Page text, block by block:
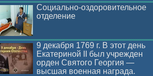
Социально-оздоровительное
отделение
9 декабря 1769 г. В этот день
Екатериной II был учрежден
орден Святого Георгия —
высшая военная награда.